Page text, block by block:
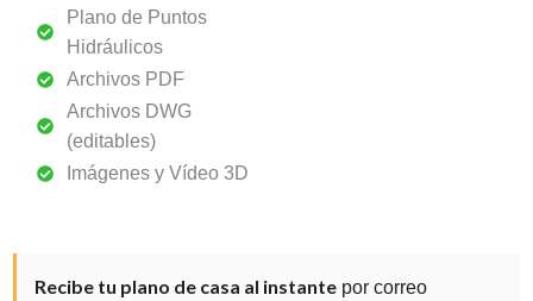
Plano de Puntos
Hidráulicos
Archivos PDF
Archivos DWG
(editables)
Imágenes y Vídeo 3D
Recibe tu plano de casa al instante por correo